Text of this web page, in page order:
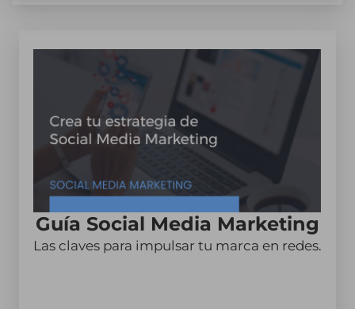
Guía Social Media Marketing
Las claves para impulsar tu marca en redes.